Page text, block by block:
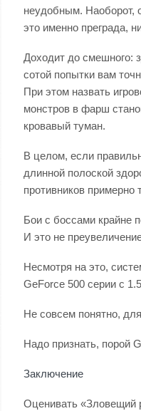
неудобным. Наоборот,
это именно преграда,
Доходит до смешного:
сотой попытки вам
При этом назвать
монстров в фарш
кровавый туман.
В целом, если
длинной полоской
противников примерно
Бои с боссами крайне
И это не
Несмотря на это,
GeForce 500 серии с
Не совсем понятно,
Надо признать, порой
Заключение
Оценивать «Зловещий